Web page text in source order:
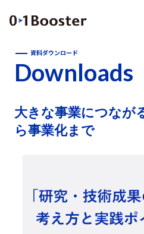
資料ダウンロード
Downloads
大きな事業につなが
ら事業